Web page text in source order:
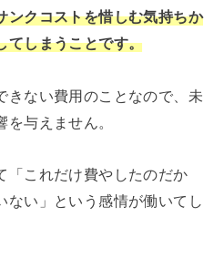
ンクコストを惜しむ気持ちか
てしまうことです。
きない費用のことなので、未
与えません。
「これだけ費やしたのだか
ない」という感情が働いてし